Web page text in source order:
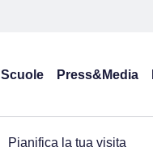
Scuole Press&Media
Pianifica la tua visita